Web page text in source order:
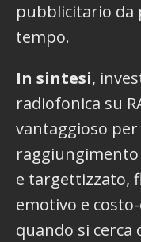
pubblicitario da
tempo.
In sintesi,
radiofonica su
vantaggioso
e targettizzato,
emotivo e
quando si cerca